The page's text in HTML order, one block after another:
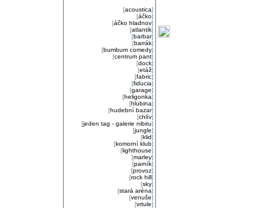
[acoustica]
[áčko]
[áčko hladnov]
[atlantik]
[barbar]
[barrák]
[bumbum comedy]
[centrum pant]
[dock]
[etáž]
[fabric]
[fiducia]
[garage]
[heligonka]
[hlubina]
[hudební bazar]
[chlív]
[jeden tag - galerie nibiru]
[jungle]
[klid]
[komorní klub]
[lighthouse]
[marley]
[parník]
[provoz]
[rock hill]
[sky]
[stará aréna]
[venuše]
[vrtule]